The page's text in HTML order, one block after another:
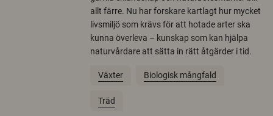
allt färre. Nu har forskare kartlagt hur mycket
livsmiljö som krävs för att hotade arter ska
kunna överleva – kunskap som kan hjälpa
naturvårdare att sätta in rätt åtgärder i tid.
Växter Biologisk mångfald
Träd